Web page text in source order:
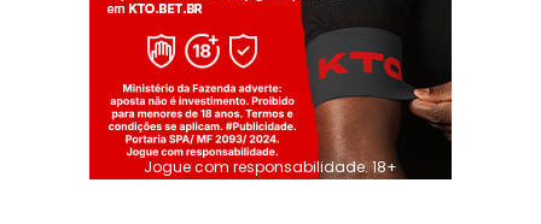
Jogue com responsabilidade. 18+